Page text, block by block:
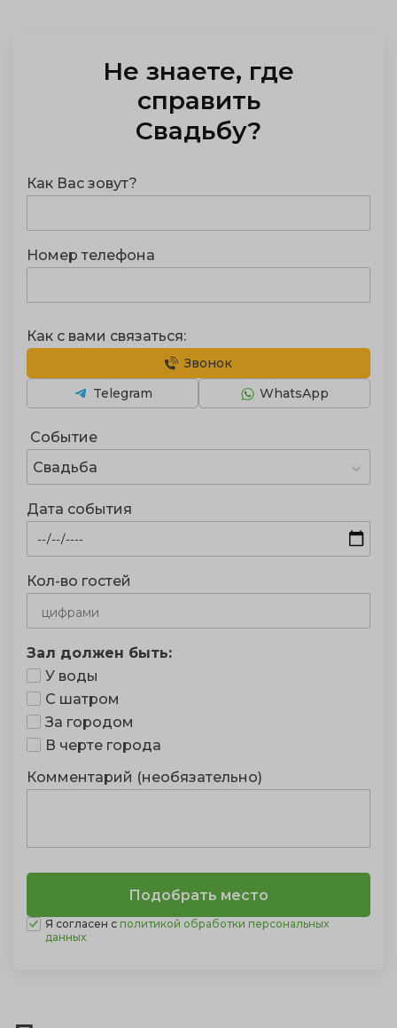
Не знаете, где
справить
Свадьбу?
Как Вас зовут?
Номер телефона
Событие
Свадьба
Дата события
Кол-во гостей
Зал должен быть:
У воды
С шатром
За городом
В черте города
Как с вами связаться:
Звонок
WhatsApp
Telegram
Комментарий (необязательно)
Я согласен с политикой обработки персональных
данных